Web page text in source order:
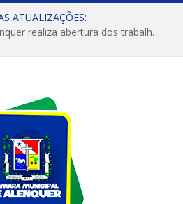
ATUALIZAÇÕES:
Câmara Municipal de Alenquer realiza abertura dos trabalhos do 4º Período Legislativo